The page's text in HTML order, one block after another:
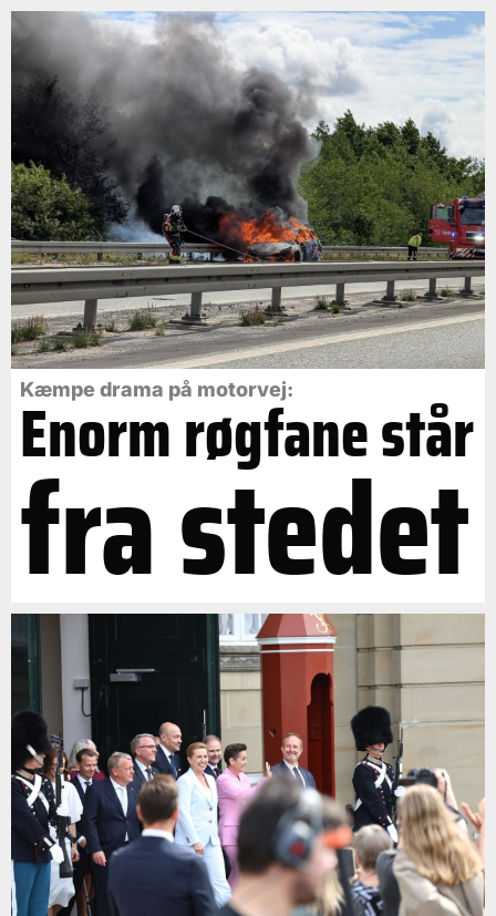
Kæmpe drama på motorvej:
Enorm røgfane står
fra stedet